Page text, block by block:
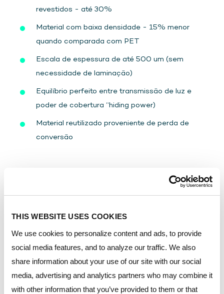
THIS WEBSITE USES COOKIES
We use cookies to personalize content and ads, to provide
social media features, and to analyze our traffic. We also
share information about your use of our site with our social
media, advertising and analytics partners who may combine it
with other information that you’ve provided to them or that
revestidos - até 30%
Material com baixa densidade - 15% menor
quando comparada com PET
Escala de espessura de até 500 um (sem
necessidade de laminação)
Equilíbrio perfeito entre transmissão de luz e
poder de cobertura “hiding power)
Material reutilizado proveniente de perda de
conversão
Resource type:
Region: